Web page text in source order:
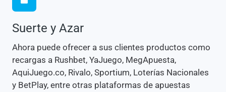
Suerte y Azar
Ahora puede ofrecer a sus clientes productos como
recargas a Rushbet, YaJuego, MegApuesta,
AquiJuego.co, Rivalo, Sportium, Loterías Nacionales
y BetPlay, entre otras plataformas de apuestas